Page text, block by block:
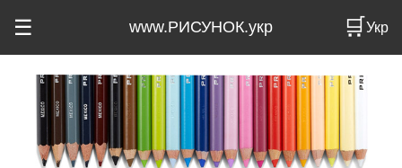
☰ www.РИСУНОК.укр 🛒Укр